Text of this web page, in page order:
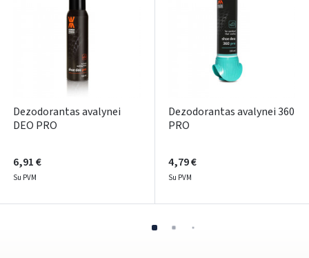
Dezodorantas avalynei
DEO PRO
6,91 €
Su PVM
Dezodorantas avalynei 360
PRO
4,79 €
Su PVM
Rašyti atsiliepimą